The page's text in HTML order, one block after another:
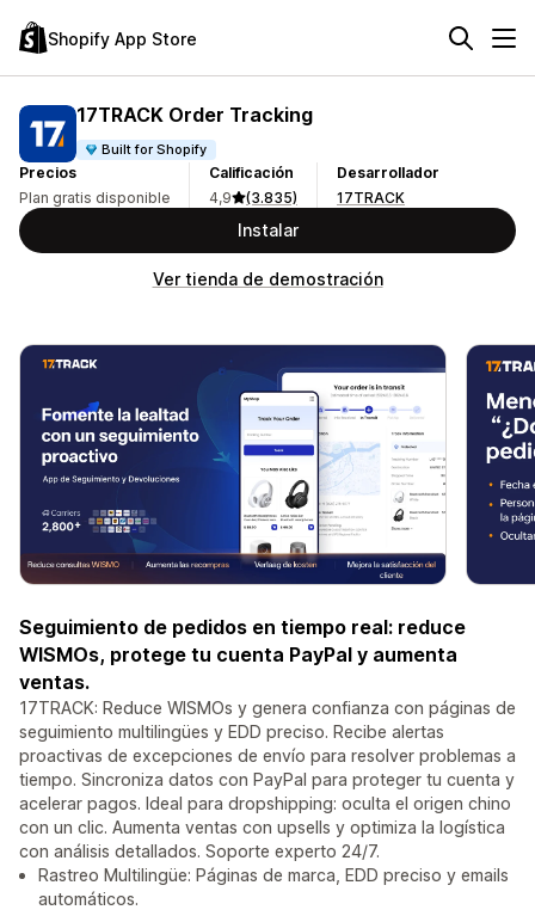
Shopify App Store
17TRACK Order Tracking
Built for Shopify
Precios
Plan gratis disponible
Calificación
4,9
(3.835)
Desarrollador
17TRACK
Instalar
Ver tienda de demostración
Seguimiento de pedidos en tiempo real: reduce
WISMOs, protege tu cuenta PayPal y aumenta
ventas.
17TRACK: Reduce WISMOs y genera confianza con páginas de
seguimiento multilingües y EDD preciso. Recibe alertas
proactivas de excepciones de envío para resolver problemas a
tiempo. Sincroniza datos con PayPal para proteger tu cuenta y
acelerar pagos. Ideal para dropshipping: oculta el origen chino
con un clic. Aumenta ventas con upsells y optimiza la logística
con análisis detallados. Soporte experto 24/7.
Rastreo Multilingüe: Páginas de marca, EDD preciso y emails
automáticos.